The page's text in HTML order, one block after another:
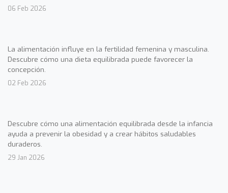
06 Feb 2026
La alimentación influye en la fertilidad femenina y masculina.
Descubre cómo una dieta equilibrada puede favorecer la
concepción.
02 Feb 2026
Descubre cómo una alimentación equilibrada desde la infancia
ayuda a prevenir la obesidad y a crear hábitos saludables
duraderos.
29 Jan 2026